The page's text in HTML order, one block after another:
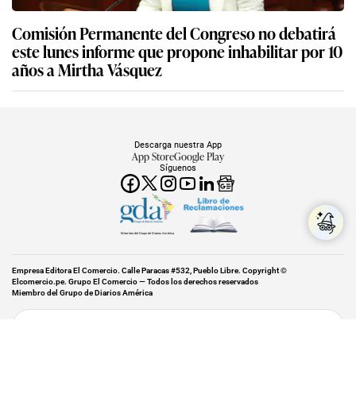
Comisión Permanente del Congreso no debatirá
este lunes informe que propone inhabilitar por 10
años a Mirtha Vásquez
Síguenos
Descarga nuestra App
App StoreGoogle Play
Miembro del Grupo de Diarios América
Empresa Editora El Comercio. Calle Paracas #532, Pueblo Libre. Copyright ©
Elcomercio.pe. Grupo El Comercio — Todos los derechos reservados
Miembro del Grupo de Diarios América